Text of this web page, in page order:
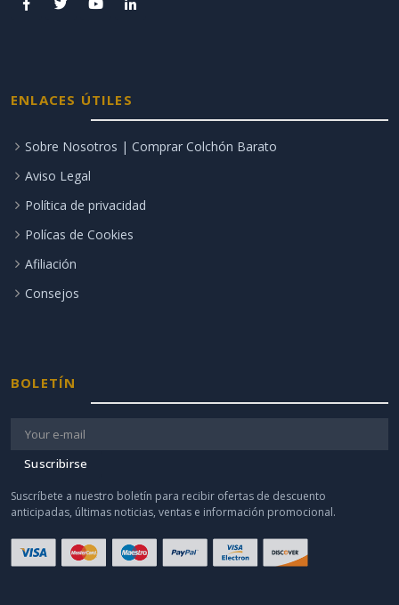
ENLACES ÚTILES
Sobre Nosotros | Comprar Colchón Barato
Aviso Legal
Política de privacidad
Polícas de Cookies
Afiliación
Consejos
BOLETÍN
Suscribirse
Suscríbete a nuestro boletín para recibir ofertas de descuento
anticipadas, últimas noticias, ventas e información promocional.